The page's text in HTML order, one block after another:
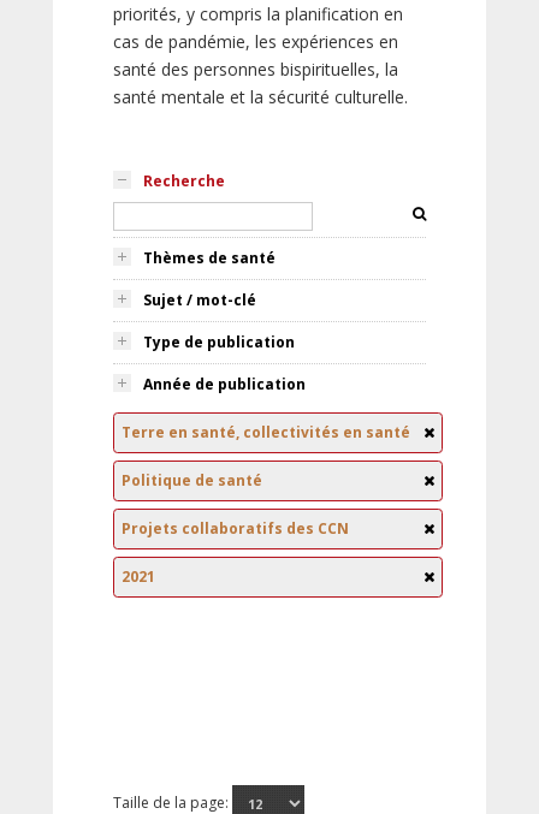
priorités, y compris la planification en
cas de pandémie, les expériences en
santé des personnes bispirituelles, la
santé mentale et la sécurité culturelle.
Recherche
Thèmes de santé
Sujet / mot-clé
Type de publication
Année de publication
Terre en santé, collectivités en santé
Politique de santé
Projets collaboratifs des CCN
2021
Taille de la page: